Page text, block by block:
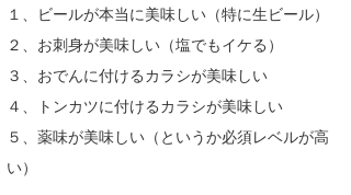
１、ビールが本当に美味しい（特に生ビール）
２、お刺身が美味しい（塩でもイケる）
３、おでんに付けるカラシが美味しい
４、トンカツに付けるカラシが美味しい
５、薬味が美味しい（というか必須レベルが高
い）
三輪予報士
小川予報士
上田純子